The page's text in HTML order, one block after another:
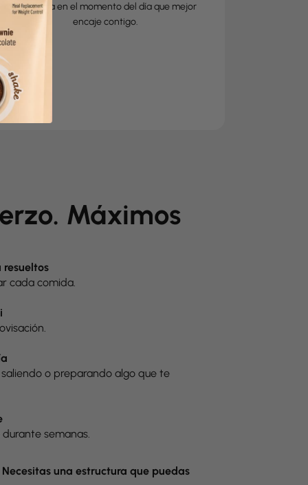
Disfrútala en el momento del día que mejor
encaje contigo.
Máximos
resueltos
cada comida.
o preparando algo que te
semanas.
una estructura que puedas